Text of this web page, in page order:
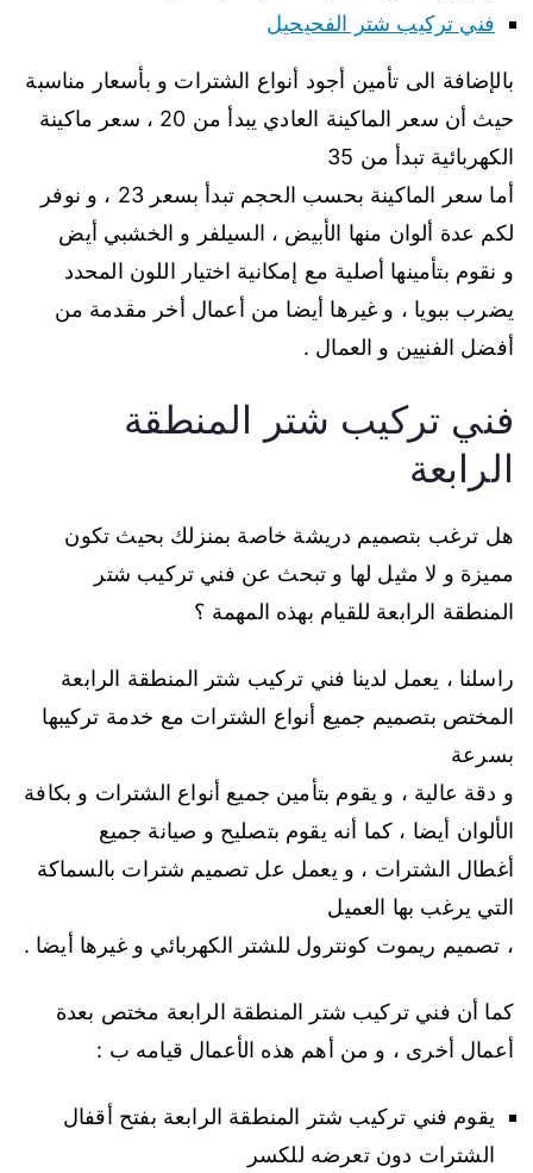
فني تركيب شتر الفحيحيل
بالإضافة الى تأمين أجود أنواع الشترات و بأسعار مناسبة
حيث أن سعر الماكينة العادي يبدأ من 20 ، سعر ماكينة
الكهربائية تبدأ من 35
أما سعر الماكينة بحسب الحجم تبدأ بسعر 23 ، و نوفر
لكم عدة ألوان منها الأبيض ، السيلفر و الخشبي أيض
و نقوم بتأمينها أصلية مع إمكانية اختيار اللون المحدد
يضرب ببويا ، و غيرها أيضا من أعمال أخر مقدمة من
أفضل الفنيين و العمال .
فني تركيب شتر المنطقة
الرابعة
هل ترغب بتصميم دريشة خاصة بمنزلك بحيث تكون
مميزة و لا مثيل لها و تبحث عن فني تركيب شتر
المنطقة الرابعة للقيام بهذه المهمة ؟
راسلنا ، يعمل لدينا فني تركيب شتر المنطقة الرابعة
المختص بتصميم جميع أنواع الشترات مع خدمة تركيبها
بسرعة
و دقة عالية ، و يقوم بتأمين جميع أنواع الشترات و بكافة
الألوان أيضا ، كما أنه يقوم بتصليح و صيانة جميع
أغطال الشترات ، و يعمل عل تصميم شترات بالسماكة
التي يرغب بها العميل
، تصميم ريموت كونترول للشتر الكهربائي و غيرها أيضا .
كما أن فني تركيب شتر المنطقة الرابعة مختص بعدة
أعمال أخرى ، و من أهم هذه الأعمال قيامه ب :
يقوم فني تركيب شتر المنطقة الرابعة بفتح أقفال
الشترات دون تعرضه للكسر